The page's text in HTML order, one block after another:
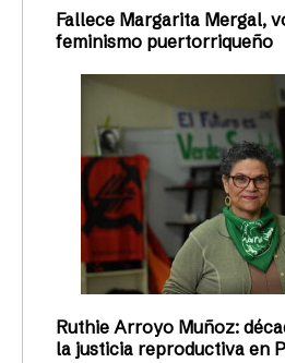
Fallece Margarita Mergal,
feminismo puertorriqueño
Ruthie Arroyo Muñoz:
la justicia reproductiva en